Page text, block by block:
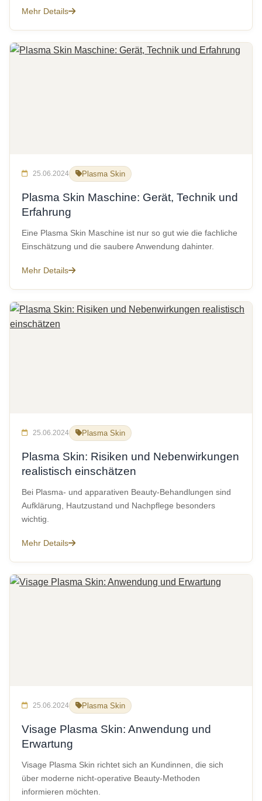
Mehr Details
25.06.2024 Plasma Skin
Plasma Skin Maschine: Gerät, Technik und
Erfahrung
Eine Plasma Skin Maschine ist nur so gut wie die fachliche
Einschätzung und die saubere Anwendung dahinter.
Mehr Details
25.06.2024 Plasma Skin
Plasma Skin: Risiken und Nebenwirkungen
realistisch einschätzen
Bei Plasma- und apparativen Beauty-Behandlungen sind
Aufklärung, Hautzustand und Nachpflege besonders
wichtig.
Mehr Details
25.06.2024 Plasma Skin
Visage Plasma Skin: Anwendung und
Erwartung
Visage Plasma Skin richtet sich an Kundinnen, die sich
über moderne nicht-operative Beauty-Methoden
informieren möchten.